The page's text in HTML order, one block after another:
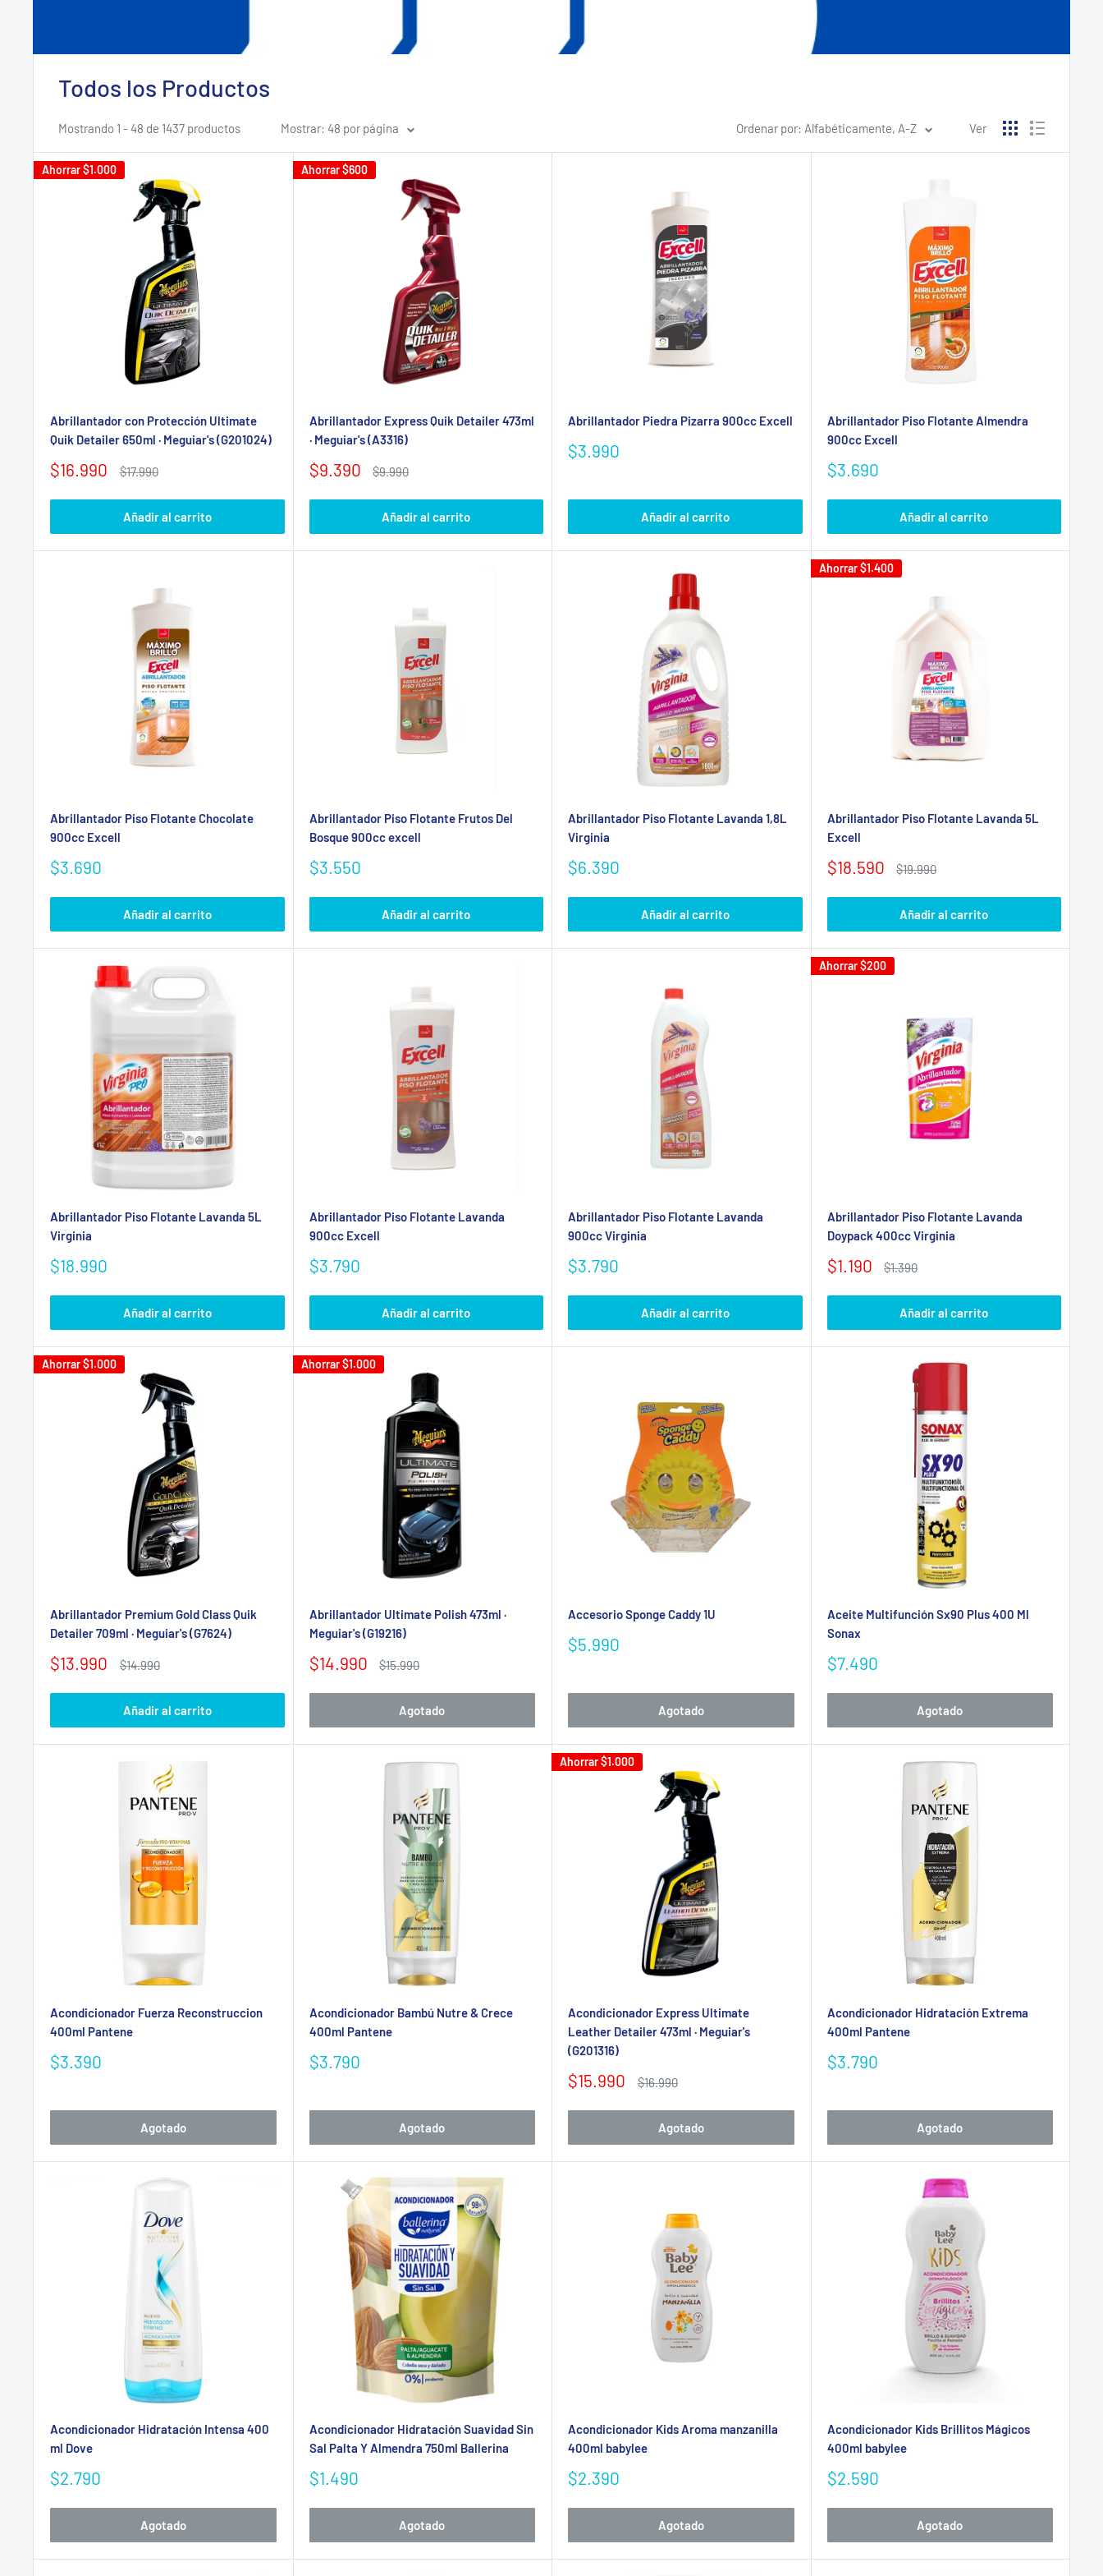
Todos los Productos
Mostrando 1 - 48 de 1437 productos Mostrar: 48 por página Ordenar por: Alfabéticamente, A-Z Ver
Ahorrar$1.000
Abrillantador con Protección Ultimate
Quik Detailer 650ml · Meguiar's (G201024)
Precio
venta
$16.990
Precio
$17.990
Añadir al carrito
Ahorrar$600
Abrillantador Express Quik Detailer 473ml
· Meguiar's (A3316)
Precio
venta
$9.390
Precio
$9.990
Añadir al carrito
Abrillantador Piedra Pizarra 900cc Excell
Precio
$3.990
Añadir al carrito
Abrillantador Piso Flotante Almendra
900cc Excell
Precio
venta
$3.690
Añadir al carrito
Abrillantador Piso Flotante Chocolate
900cc Excell
Precio
venta
$3.690
Añadir al carrito
Abrillantador Piso Flotante Frutos Del
Bosque 900cc excell
Precio
venta
$3.550
Añadir al carrito
Abrillantador Piso Flotante Lavanda 1,8L
Virginia
Precio
venta
$6.390
Añadir al carrito
Ahorrar$1.400
Abrillantador Piso Flotante Lavanda 5L
Excell
Precio
venta
$18.590
Precio
$19.990
Añadir al carrito
Abrillantador Piso Flotante Lavanda 5L
Virginia
Precio
venta
$18.990
Añadir al carrito
Abrillantador Piso Flotante Lavanda
900cc Excell
Precio
venta
$3.790
Añadir al carrito
Abrillantador Piso Flotante Lavanda
900cc Virginia
Precio
venta
$3.790
Añadir al carrito
Ahorrar$200
Abrillantador Piso Flotante Lavanda
Doypack 400cc Virginia
Precio
venta
$1.190
Precio
$1.390
Añadir al carrito
Ahorrar$1.000
Abrillantador Premium Gold Class Quik
Detailer 709ml · Meguiar's (G7624)
Precio
venta
$13.990
Precio
$14.990
Añadir al carrito
Ahorrar$1.000
Abrillantador Ultimate Polish 473ml ·
Meguiar's (G19216)
Precio
venta
$14.990
Precio
$15.990
Agotado
Accesorio Sponge Caddy 1U
Precio
$5.990
Agotado
Aceite Multifunción Sx90 Plus 400 Ml
Sonax
Precio
venta
$7.490
Agotado
Acondicionador Fuerza Reconstruccion
400ml Pantene
Precio
$3.390
Agotado
Acondicionador Bambú Nutre & Crece
400ml Pantene
Precio
$3.790
Agotado
Ahorrar$1.000
Acondicionador Express Ultimate
Leather Detailer 473ml · Meguiar's
(G201316)
Precio
venta
$15.990
Precio
$16.990
Agotado
Acondicionador Hidratación Extrema
400ml Pantene
Precio
$3.790
Agotado
Acondicionador Hidratación Intensa 400
ml Dove
Precio
venta
$2.790
Agotado
Acondicionador Hidratación Suavidad Sin
Sal Palta Y Almendra 750ml Ballerina
Precio
venta
$1.490
Agotado
Acondicionador Kids Aroma manzanilla
400ml babylee
Precio
venta
$2.390
Agotado
Acondicionador Kids Brillitos Mágicos
400ml babylee
Precio
venta
$2.590
Agotado
Se requiere iniciar sesión
Inicie sesión en su cuenta para agregar productos a su lista de
deseos y ver los artículos guardados anteriormente.
Acceso